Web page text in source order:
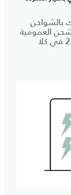
الوضع 3 سيارتك بالشواحن
العمومية
بالتيار المتردد. ويتكون من موصل النوع 2 في كلا